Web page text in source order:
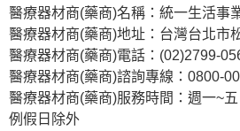
醫療器材商(藥商)名稱：統一生活事
醫療器材商(藥商)地址：台灣台北市
醫療器材商(藥商)電話：(02)2799-
醫療器材商(藥商)諮詢專線：0800-
醫療器材商(藥商)服務時間：週一~
例假日除外